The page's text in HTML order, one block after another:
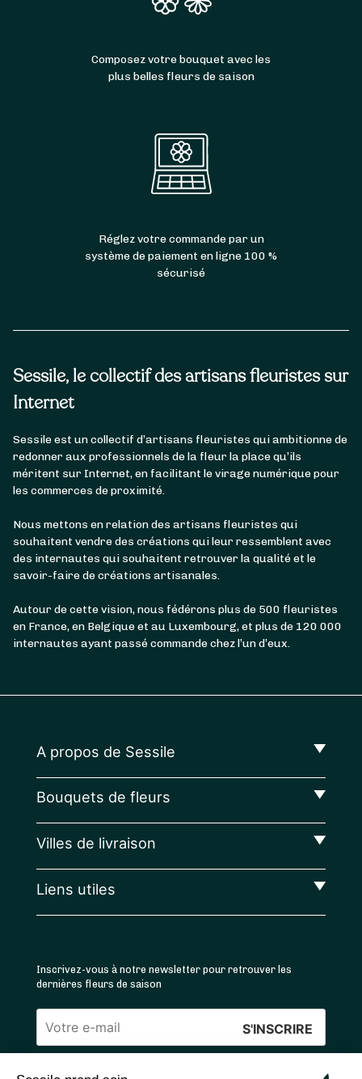
Sessile, le collectif des artisans fleuristes sur
Internet
Sessile est un collectif d’artisans fleuristes qui ambitionne de
redonner aux professionnels de la fleur la place qu’ils
méritent sur Internet, en facilitant le virage numérique pour
les commerces de proximité.
Nous mettons en relation des artisans fleuristes qui
souhaitent vendre des créations qui leur ressemblent avec
des internautes qui souhaitent retrouver la qualité et le
savoir-faire de créations artisanales.
Autour de cette vision, nous fédérons plus de 500 fleuristes
en France, en Belgique et au Luxembourg, et plus de 120 000
internautes ayant passé commande chez l’un d’eux.
Composez votre bouquet avec les
plus belles fleurs de saison
Réglez votre commande par un
système de paiement en ligne 100 %
sécurisé
A propos de Sessile
Bouquets de fleurs
Villes de livraison
Liens utiles
Inscrivez-vous à notre newsletter pour retrouver les
dernières fleurs de saison
Veuillez